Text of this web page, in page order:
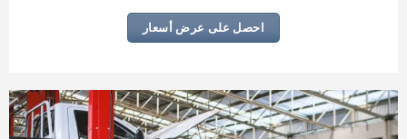
احصل على عرض أسعار